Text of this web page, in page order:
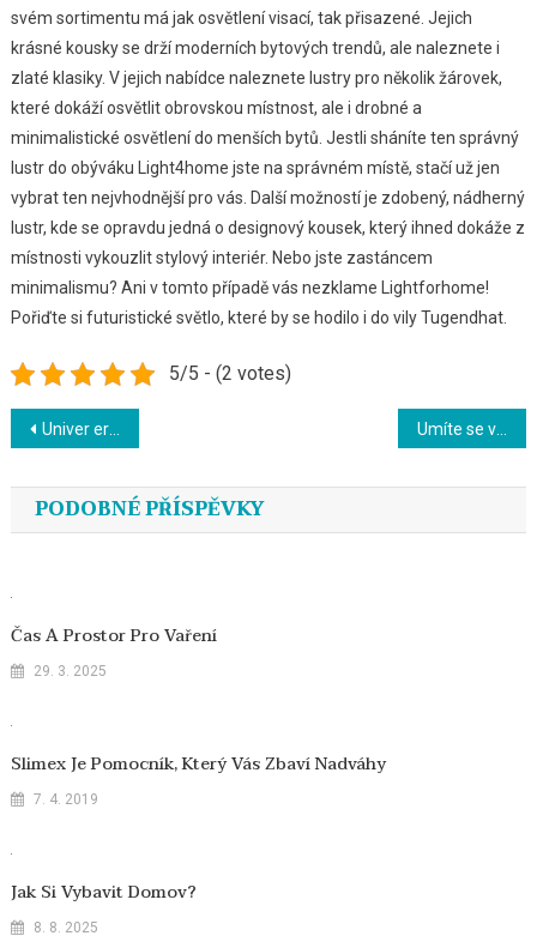
svém sortimentu má jak osvětlení visací, tak přisazené. Jejich
krásné kousky se drží moderních bytových trendů, ale naleznete i
zlaté klasiky. V jejich nabídce naleznete lustry pro několik žárovek,
které dokáží osvětlit obrovskou místnost, ale i drobné a
minimalistické osvětlení do menších bytů. Jestli sháníte ten správný
lustr do obýváku Light4home jste na správném místě, stačí už jen
vybrat ten nejvhodnější pro vás. Další možností je zdobený, nádherný
lustr, kde se opravdu jedná o designový kousek, který ihned dokáže z
místnosti vykouzlit stylový interiér. Nebo jste zastáncem
minimalismu? Ani v tomto případě vás nezklame Lightforhome!
Pořiďte si futuristické světlo, které by se hodilo i do vily Tugendhat.
5/5 - (2 votes)
Navigace
pro
příspěvek
Univer erös pista je maďarská papriková pochoutka Umíte se vyjádřit?
PODOBNÉ PŘÍSPĚVKY
Čas A Prostor Pro Vaření
29. 3. 2025
Slimex Je Pomocník, Který Vás Zbaví Nadváhy
7. 4. 2019
Jak Si Vybavit Domov?
8. 8. 2025